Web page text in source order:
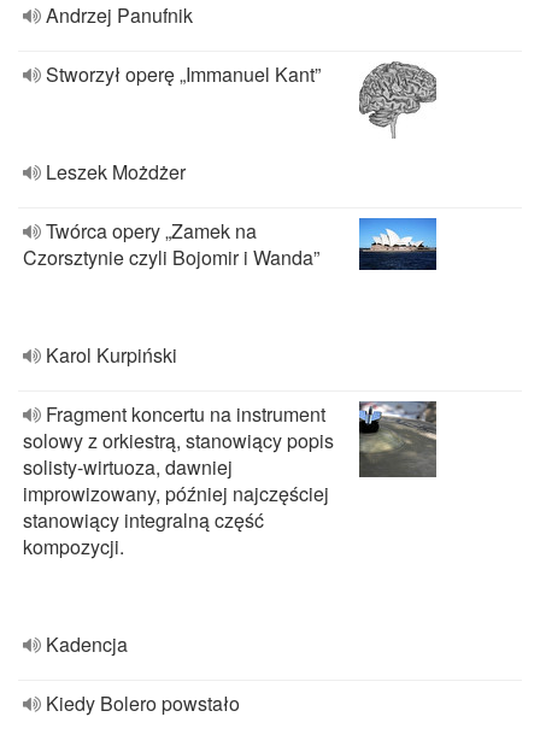
Andrzej Panufnik
Stworzył operę „Immanuel Kant”
Leszek Możdżer
Twórca opery „Zamek na
Czorsztynie czyli Bojomir i Wanda”
Karol Kurpiński
Fragment koncertu na instrument
solowy z orkiestrą, stanowiący popis
solisty-wirtuoza, dawniej
improwizowany, później najczęściej
stanowiący integralną część
kompozycji.
Kadencja
Kiedy Bolero powstało